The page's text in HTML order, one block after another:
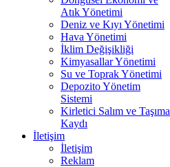
Atık Yönetimi
Deniz ve Kıyı Yönetimi
Hava Yönetimi
İklim Değişikliği
Kimyasallar Yönetimi
Su ve Toprak Yönetimi
Depozito Yönetim
Sistemi
Kirletici Salım ve Taşıma
Kaydı
İletişim
İletişim
Reklam